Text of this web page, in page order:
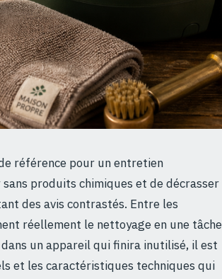
référence pour un entretien
produits chimiques et de décrasser
des avis contrastés. Entre les
réellement le nettoyage en une tâche
un appareil qui finira inutilisé, il est
et les caractéristiques techniques qui